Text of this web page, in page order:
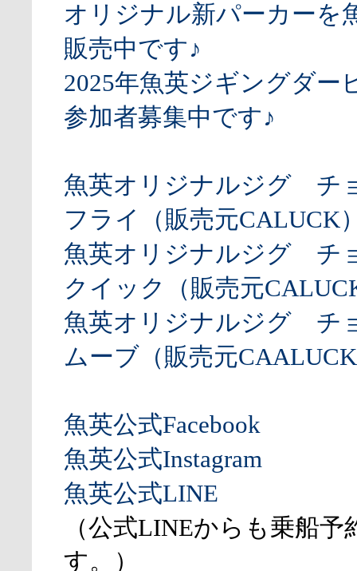
オリジナル新パーカーを
販売中です♪
2025年魚英ジギングダー
参加者募集中です♪
魚英オリジナルジグ チ
フライ（販売元CALUCK
魚英オリジナルジグ チ
クイック（販売元
魚英オリジナルジグ チ
ムーブ（販売元
魚英公式Facebook
魚英公式Instagram
魚英公式LINE
（公式LINEからも乗船予
す。）